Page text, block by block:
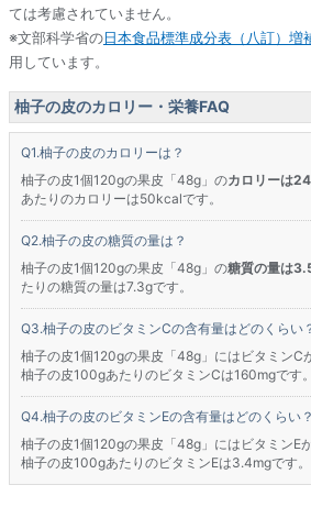
ては考慮されていません。
※文部科学省の日本食品標準成分表（八訂）増
用しています。
柚子の皮のカロリー・栄養FAQ
柚子の皮のカロリーは？
柚子の皮1個120gの果皮「48g」のカロリーは
あたりのカロリーは50kcalです。
柚子の皮の糖質の量は？
柚子の皮1個120gの果皮「48g」の糖質の量は
たりの糖質の量は7.3gです。
柚子の皮のビタミンCの含有量はどのくらい
柚子の皮1個120gの果皮「48g」にはビタミンC
柚子の皮100gあたりのビタミンCは160mgです。
柚子の皮のビタミンEの含有量はどのくらい？
柚子の皮1個120gの果皮「48g」にはビタミンE
柚子の皮100gあたりのビタミンEは3.4mgです。